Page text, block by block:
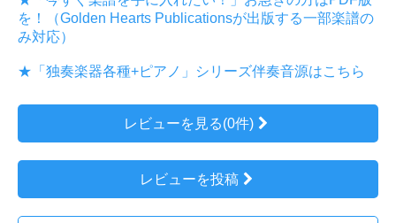
を！（Golden Hearts Publicationsが出版する一部楽譜の
み対応）
★「独奏楽器各種+ピアノ」シリーズ伴奏音源はこちら
レビューを見る(0件)
レビューを投稿